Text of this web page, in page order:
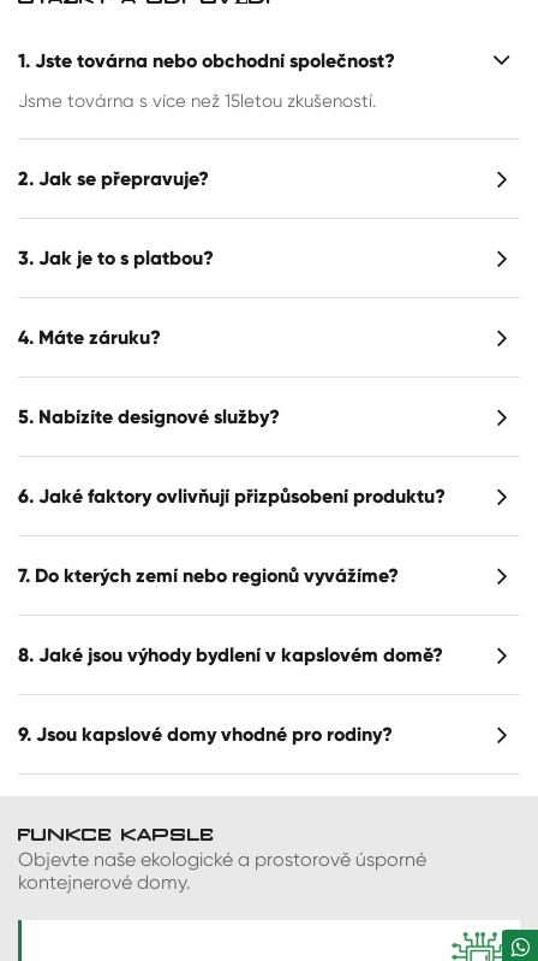
1. Jste továrna nebo obchodní společnost?
Jsme továrna s více než 15letou zkušeností.
2. Jak se přepravuje?
3. Jak je to s platbou?
4. Máte záruku?
5. Nabízíte designové služby?
6. Jaké faktory ovlivňují přizpůsobení produktu?
7. Do kterých zemí nebo regionů vyvážíme?
8. Jaké jsou výhody bydlení v kapslovém domě?
9. Jsou kapslové domy vhodné pro rodiny?
FUNKCE KAPSLE
Objevte naše ekologické a prostorově úsporné
kontejnerové domy.